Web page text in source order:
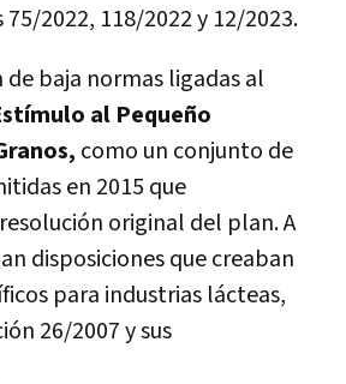
2022, 118/2022 y 12/2023.
de baja normas ligadas al
al Pequeño
como un conjunto de
en 2015 que
original del plan. A
disposiciones que creaban
para industrias lácteas,
26/2007 y sus